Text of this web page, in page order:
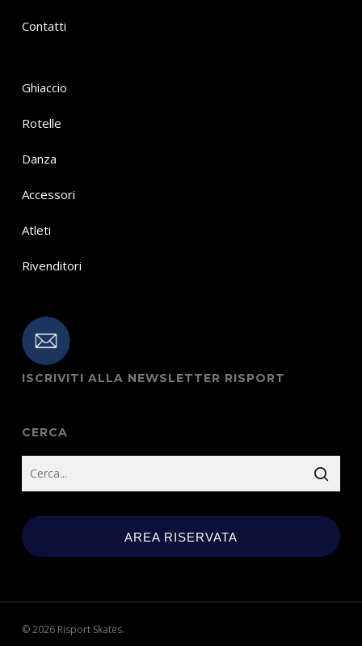
Contatti
Ghiaccio
Rotelle
Danza
Accessori
Atleti
Rivenditori
ISCRIVITI ALLA NEWSLETTER RISPORT
CERCA
AREA RISERVATA
© 2026 Risport Skates.